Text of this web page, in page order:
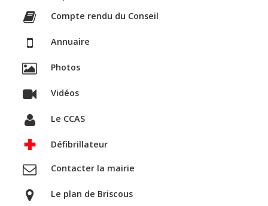
Compte rendu du Conseil
Annuaire
Photos
Vidéos
Le CCAS
Défibrillateur
Contacter la mairie
Le plan de Briscous